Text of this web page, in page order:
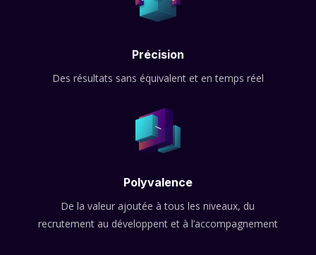
Précision
Des résultats sans équivalent et en temps réel
Polyvalence
De la valeur ajoutée à tous les niveaux, du
recrutement au développent et à l’accompagnement